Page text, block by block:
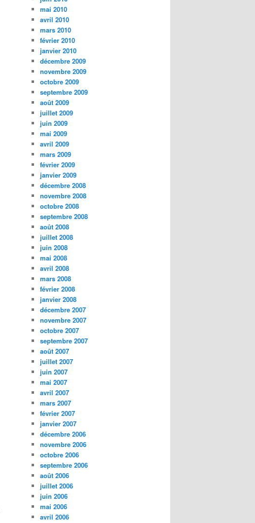
mai 2010
avril 2010
mars 2010
février 2010
janvier 2010
décembre 2009
novembre 2009
octobre 2009
septembre 2009
août 2009
juillet 2009
juin 2009
mai 2009
avril 2009
mars 2009
février 2009
janvier 2009
décembre 2008
novembre 2008
octobre 2008
septembre 2008
août 2008
juillet 2008
juin 2008
mai 2008
avril 2008
mars 2008
février 2008
janvier 2008
décembre 2007
novembre 2007
octobre 2007
septembre 2007
août 2007
juillet 2007
juin 2007
mai 2007
avril 2007
mars 2007
février 2007
janvier 2007
décembre 2006
novembre 2006
octobre 2006
septembre 2006
août 2006
juillet 2006
juin 2006
mai 2006
avril 2006